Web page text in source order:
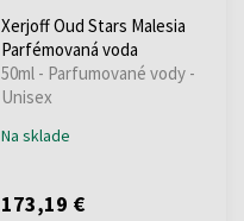
Xerjoff Oud Stars Malesia
Parfémovaná voda
50ml - Parfumované vody -
Unisex
Na sklade
173,19 €